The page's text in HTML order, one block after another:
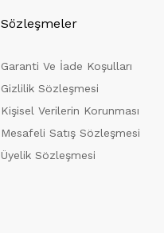
Sözleşmeler
Garanti Ve İade Koşulları
Gizlilik Sözleşmesi
Kişisel Verilerin Korunması
Mesafeli Satış Sözleşmesi
Üyelik Sözleşmesi